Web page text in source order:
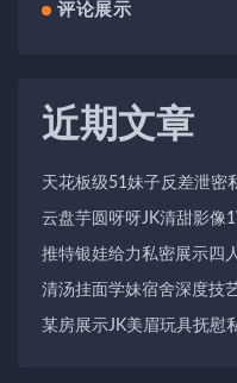
评论展示
近期文章
天花板级51妹子反差泄密
云盘芋圆呀呀JK清甜影像
推特银娃给力私密展示四
清汤挂面学妹宿舍深度技
某房展示JK美眉玩具抚慰